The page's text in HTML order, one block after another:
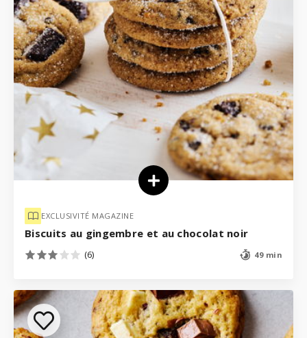
EXCLUSIVITÉ MAGAZINE
Biscuits au gingembre et au chocolat noir
(6) 49 min